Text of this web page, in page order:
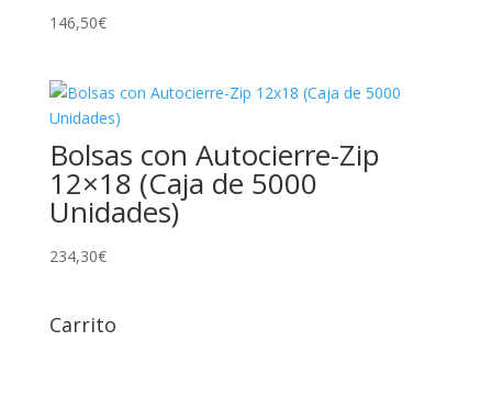
146,50€
Bolsas con Autocierre-Zip
12×18 (Caja de 5000
Unidades)
234,30€
Carrito